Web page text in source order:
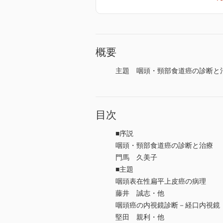
概要
主題 咽頭・頸部食道癌の診断と
目次
■序説
咽頭・頸部食道癌の診断と治療
門馬 久美子
■主題
咽頭表在性扁平上皮癌の病理
藤井 誠志・他
咽頭癌の内視鏡診断－経口内視鏡
堅田 親利・他